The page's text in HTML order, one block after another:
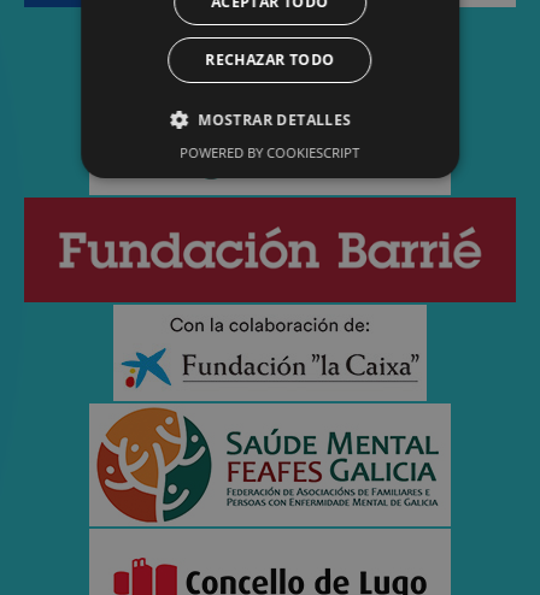
RECHAZAR TODO
MOSTRAR DETALLES
POWERED BY COOKIESCRIPT